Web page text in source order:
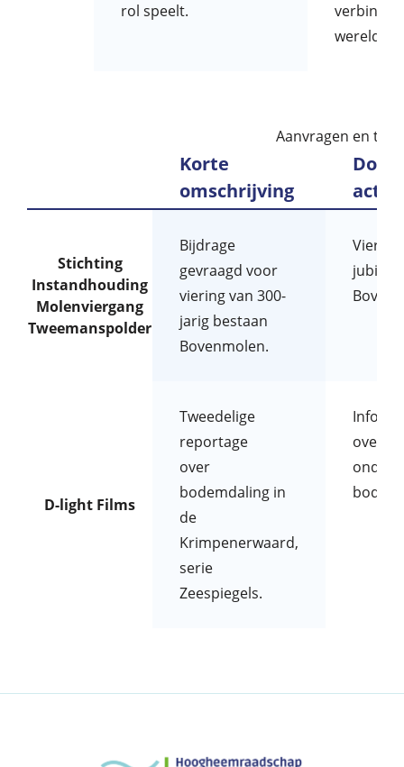
rol speelt.
wereld is.
Aanvragen en
Korte
omschrijving
Doel
Stichting
Instandhouding
Molenviergang
Tweemanspolder
Bijdrage
gevraagd voor
viering van 300-
jarig bestaan
Bovenmolen.
Viering
D-light Films
Tweedelige
reportage
over
bodemdaling in
de
Krimpenerwaard,
serie
Zeespiegels.
over